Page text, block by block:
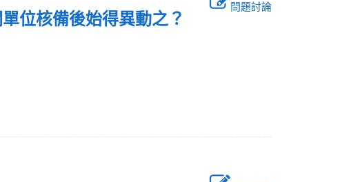
問題討論
位核備後始得異動之？